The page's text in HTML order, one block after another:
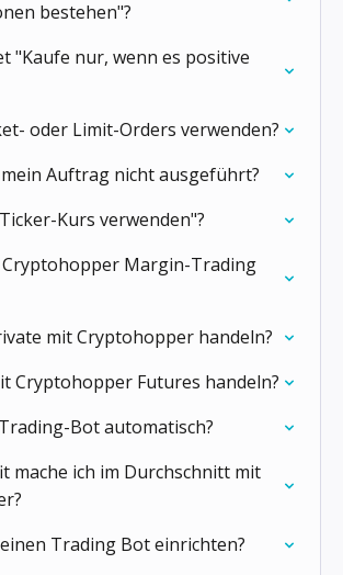
bestehen"?
"Kaufe nur, wenn es positive
oder Limit-Orders verwenden?
Auftrag nicht ausgeführt?
Kurs verwenden"?
Cryptohopper Margin-Trading
mit Cryptohopper handeln?
Cryptohopper Futures handeln?
Bot automatisch?
mache ich im Durchschnitt mit
Trading Bot einrichten?